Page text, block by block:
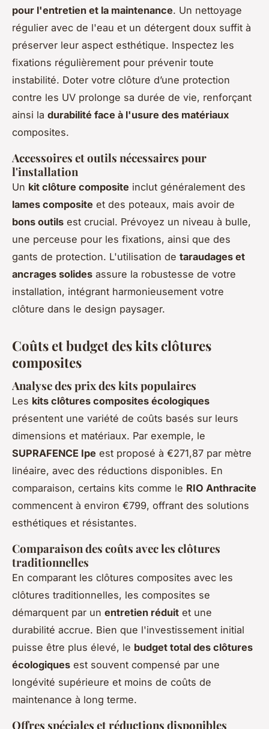
pour l'entretien et la maintenance. Un nettoyage
régulier avec de l'eau et un détergent doux suffit à
préserver leur aspect esthétique. Inspectez les
fixations régulièrement pour prévenir toute
instabilité. Doter votre clôture d’une protection
contre les UV prolonge sa durée de vie, renforçant
ainsi la durabilité face à l'usure des matériaux
composites.
Accessoires et outils nécessaires pour
l'installation
Un kit clôture composite inclut généralement des
lames composite et des poteaux, mais avoir de
bons outils est crucial. Prévoyez un niveau à bulle,
une perceuse pour les fixations, ainsi que des
gants de protection. L'utilisation de taraudages et
ancrages solides assure la robustesse de votre
installation, intégrant harmonieusement votre
clôture dans le design paysager.
Coûts et budget des kits clôtures
composites
Analyse des prix des kits populaires
Les kits clôtures composites écologiques
présentent une variété de coûts basés sur leurs
dimensions et matériaux. Par exemple, le
SUPRAFENCE Ipe est proposé à €271,87 par mètre
linéaire, avec des réductions disponibles. En
comparaison, certains kits comme le RIO Anthracite
commencent à environ €799, offrant des solutions
esthétiques et résistantes.
Comparaison des coûts avec les clôtures
traditionnelles
En comparant les clôtures composites avec les
clôtures traditionnelles, les composites se
démarquent par un entretien réduit et une
durabilité accrue. Bien que l'investissement initial
puisse être plus élevé, le budget total des clôtures
écologiques est souvent compensé par une
longévité supérieure et moins de coûts de
maintenance à long terme.
Offres spéciales et réductions disponibles